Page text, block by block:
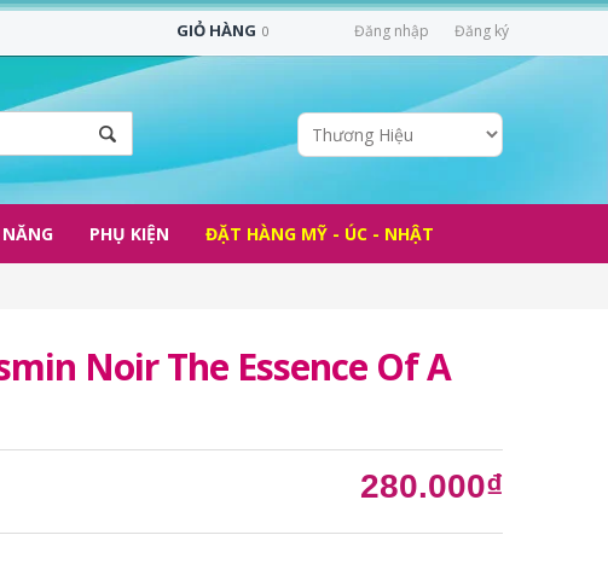
Đăng nhập Đăng ký
GIỎ HÀNG 0
PHỤ KIỆN ĐẶT HÀNG MỸ - ÚC - NHẬT
Noir The Essence Of A
280.000₫